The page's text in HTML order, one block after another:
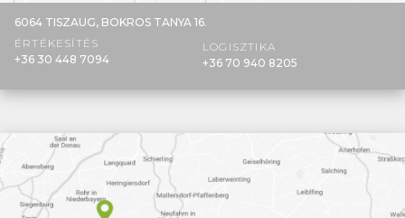
6064 TISZAUG, BOKROS TANYA 16.
ÉRTÉKESÍTÉS
+36 30 448 7094
LOGISZTIKA
+36 70 940 8205